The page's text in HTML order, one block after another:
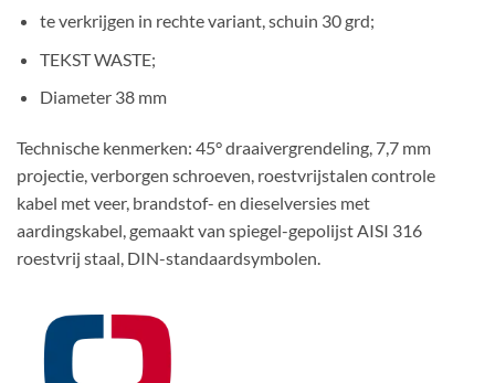
te verkrijgen in rechte variant, schuin 30 grd;
TEKST WASTE;
Diameter 38 mm
Technische kenmerken: 45° draaivergrendeling, 7,7 mm
projectie, verborgen schroeven, roestvrijstalen controle
kabel met veer, brandstof- en dieselversies met
aardingskabel, gemaakt van spiegel-gepolijst AISI 316
roestvrij staal, DIN-standaardsymbolen.